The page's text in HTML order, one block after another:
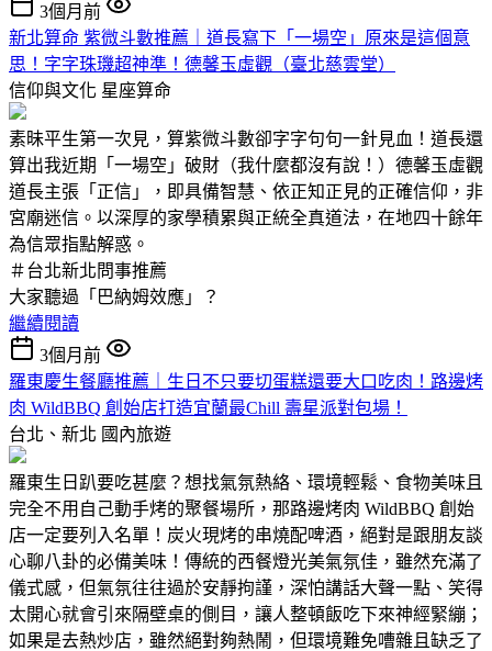
3個月前
新北算命 紫微斗數推薦｜道長寫下「一場空」原來是這個意
思！字字珠璣超神準！德馨玉虛觀（臺北慈雲堂）
信仰與文化 星座算命
素昧平生第一次見，算紫微斗數卻字字句句一針見血！道長還
算出我近期「一場空」破財（我什麼都沒有說！）德馨玉虛觀
道長主張「正信」，即具備智慧、依正知正見的正確信仰，非
宮廟迷信。以深厚的家學積累與正統全真道法，在地四十餘年
為信眾指點解惑。
＃台北新北問事推薦
大家聽過「巴納姆效應」？
繼續閱讀
3個月前
羅東慶生餐廳推薦｜生日不只要切蛋糕還要大口吃肉！路邊烤
肉 WildBBQ 創始店打造宜蘭最Chill 壽星派對包場！
台北、新北 國內旅遊
羅東生日趴要吃甚麼？想找氣氛熱絡、環境輕鬆、食物美味且
完全不用自己動手烤的聚餐場所，那路邊烤肉 WildBBQ 創始
店一定要列入名單！炭火現烤的串燒配啤酒，絕對是跟朋友談
心聊八卦的必備美味！傳統的西餐燈光美氣氛佳，雖然充滿了
儀式感，但氣氛往往過於安靜拘謹，深怕講話大聲一點、笑得
太開心就會引來隔壁桌的側目，讓人整頓飯吃下來神經緊繃；
如果是去熱炒店，雖然絕對夠熱鬧，但環境難免嘈雜且缺乏了